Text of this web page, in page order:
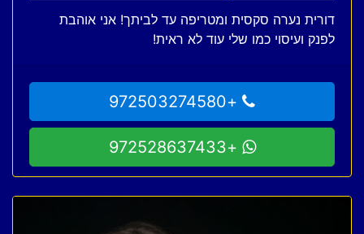
דורית נערה סקסית ומטריפה עד לביתך! אני אוהבת
לפנק ועיסוי כמו שלי עוד לא ראית!
+972503274580
+972528637433